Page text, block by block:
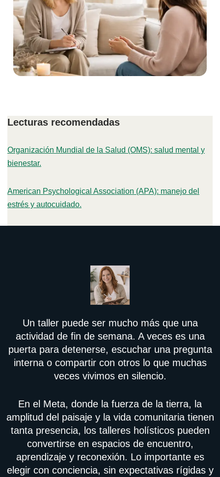
Lecturas recomendadas
Organización Mundial de la Salud (OMS): salud mental y
bienestar.
American Psychological Association (APA): manejo del
estrés y autocuidado.
Un taller puede ser mucho más que una
actividad de fin de semana. A veces es una
puerta para detenerse, escuchar una pregunta
interna o compartir con otros lo que muchas
veces vivimos en silencio.
En el Meta, donde la fuerza de la tierra, la
amplitud del paisaje y la vida comunitaria tienen
tanta presencia, los talleres holísticos pueden
convertirse en espacios de encuentro,
aprendizaje y reconexión. Lo importante es
elegir con conciencia, sin expectativas rígidas y